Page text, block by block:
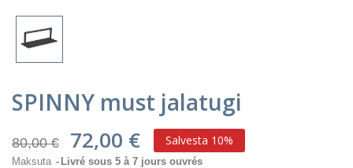
SPINNY must jalatugi
80,00 € 72,00 € Salvesta 10%
Maksuta Livré sous 5 à 7 jours ouvrés